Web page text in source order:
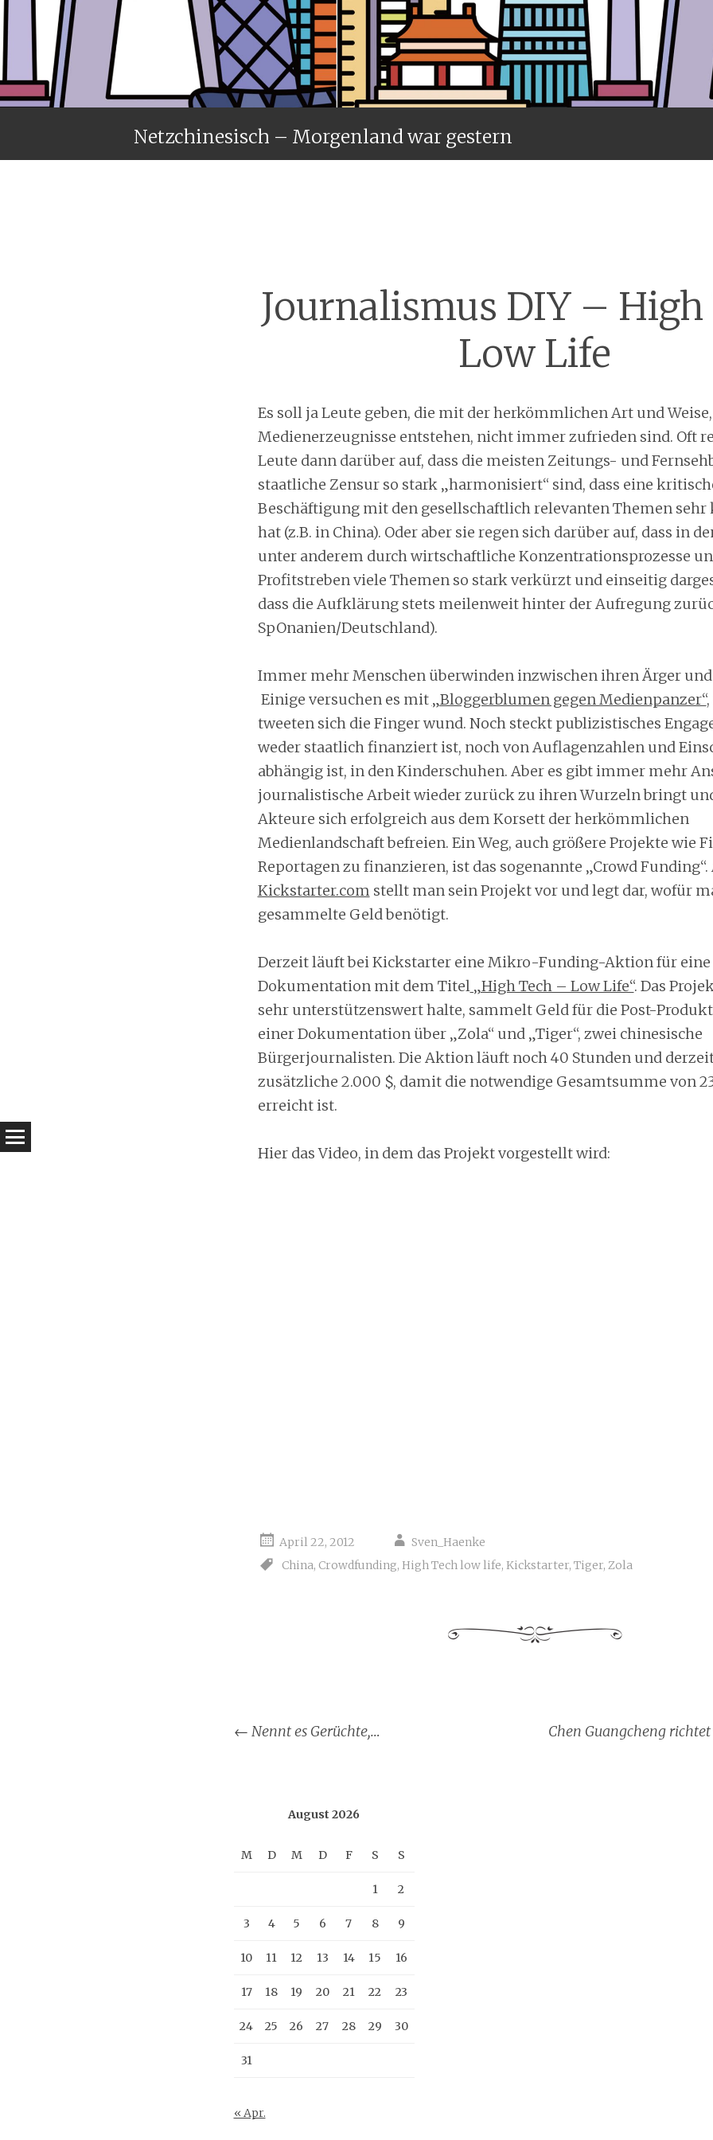
Netzchinesisch – Morgenland war gestern
Journalismus DIY – High
Low Life
Es soll ja Leute geben, die mit der herkömmlichen Art und
Medienerzeugnisse entstehen, nicht immer zufrieden sind. Oft
Leute dann darüber auf, dass die meisten Zeitungs- und
staatliche Zensur so stark „harmonisiert“ sind, dass eine
Beschäftigung mit den gesellschaftlich relevanten Themen sehr
hat (z.B. in China). Oder aber sie regen sich darüber auf, dass in
unter anderem durch wirtschaftliche Konzentrationsprozesse
Profitstreben viele Themen so stark verkürzt und einseitig
dass die Aufklärung stets meilenweit hinter der Aufregung
SpOnanien/Deutschland).
Immer mehr Menschen überwinden inzwischen ihren Ärger
Einige versuchen es mit „Bloggerblumen gegen Medienpanzer“
tweeten sich die Finger wund. Noch steckt publizistisches
weder staatlich finanziert ist, noch von Auflagenzahlen und
abhängig ist, in den Kinderschuhen. Aber es gibt immer mehr
journalistische Arbeit wieder zurück zu ihren Wurzeln bringt
Akteure sich erfolgreich aus dem Korsett der herkömmlichen
Medienlandschaft befreien. Ein Weg, auch größere Projekte wie
Reportagen zu finanzieren, ist das sogenannte „Crowd Funding“.
Kickstarter.com stellt man sein Projekt vor und legt dar, wofür
gesammelte Geld benötigt.
Derzeit läuft bei Kickstarter eine Mikro-Funding-Aktion für eine
Dokumentation mit dem Titel„High Tech – Low Life“. Das
sehr unterstützenswert halte, sammelt Geld für die Post-
einer Dokumentation über „Zola“ und „Tiger“, zwei chinesische
Bürgerjournalisten. Die Aktion läuft noch 40 Stunden und
zusätzliche 2.000 $, damit die notwendige Gesamtsumme von
erreicht ist.
Hier das Video, in dem das Projekt vorgestellt wird:
April 22, 2012
Sven_Haenke
China, Crowdfunding, High Tech low life, Kickstarter, Tiger, Zola
Artikel-Navigation
← Nennt es Gerüchte,…
Chen Guangcheng
August 2026
M D M D F S S
1 2
3 4 5 6 7 8 9
10 11 12 13 14 15 16
17 18 19 20 21 22 23
24 25 26 27 28 29 30
31
« Apr.